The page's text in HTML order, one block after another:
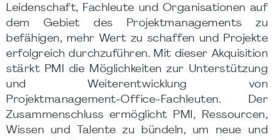
Leidenschaft, Fachleute und Organisationen auf
dem Gebiet des Projektmanagements zu
befähigen, mehr Wert zu schaffen und Projekte
erfolgreich durchzuführen. Mit dieser Akquisition
stärkt PMI die Möglichkeiten zur Unterstützung
und Weiterentwicklung von
Projektmanagement-Office-Fachleuten. Der
Zusammenschluss ermöglicht PMI, Ressourcen,
Wissen und Talente zu bündeln, um neue und